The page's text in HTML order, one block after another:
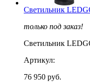
Светильник
только под заказ!
Светильник
Артикул:
76 950 руб.